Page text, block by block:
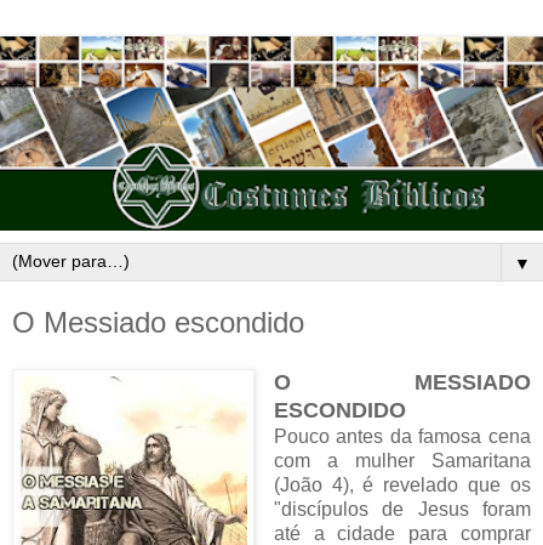
▼
O Messiado escondido
O MESSIADO
ESCONDIDO
Pouco antes da famosa cena
com a mulher Samaritana
(João 4), é revelado que os
"discípulos de Jesus foram
até a cidade para comprar